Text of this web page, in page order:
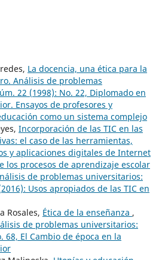
La docencia, una ética para la
Análisis de problemas
22 (1998): No. 22, Diplomado en
Ensayos de profesores y
como un sistema complejo
Incorporación de las TIC en las
el caso de las herramientas,
y aplicaciones digitales de Internet
los procesos de aprendizaje escolar
de problemas universitarios:
Usos apropiados de las TIC en
Rosales, Ética de la enseñanza ,
de problemas universitarios:
68, El Cambio de época en la